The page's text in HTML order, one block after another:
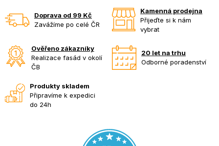
Doprava od 99 Kč
Zavážíme po celé ČR
Kamenná prodejna
Přijeďte si k nám
vybrat
Ověřeno zákazníky
Realizace fasád v okolí
ČB
20 let na trhu
Odborné poradenství
Produkty skladem
Připravíme k expedici
do 24h